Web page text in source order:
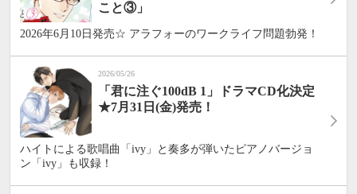
こと③」
2026年6月10日発売☆ アラフォーのワークライフ問題勃発！
2026/05/26
「君に注ぐ100dB 1」ドラマCD化決定
★7月31日(金)発売！
ハイトによる歌唱曲「ivy」と奏多が弾いたピアノバージョ
ン「ivy」も収録！